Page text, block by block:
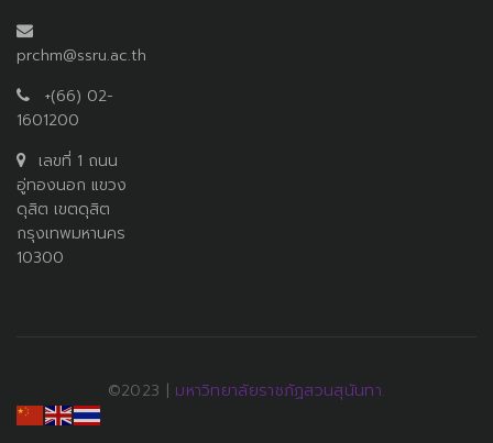
prchm@ssru.ac.th
+(66) 02-
1601200
เลขที่ 1 ถนน
อู่ทองนอก แขวง
ดุสิต เขตดุสิต
กรุงเทพมหานคร
10300
©2023 | มหาวิทยาลัยราชภัฏสวนสุนันทา.